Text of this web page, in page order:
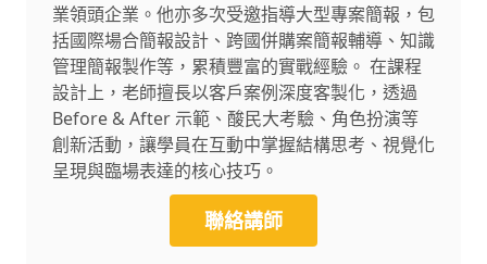
業領頭企業。他亦多次受邀指導大型專案簡報，包
括國際場合簡報設計、跨國併購案簡報輔導、知識
管理簡報製作等，累積豐富的實戰經驗。 在課程
設計上，老師擅長以客戶案例深度客製化，透過
Before & After 示範、酸民大考驗、角色扮演等
創新活動，讓學員在互動中掌握結構思考、視覺化
呈現與臨場表達的核心技巧。
聯絡講師